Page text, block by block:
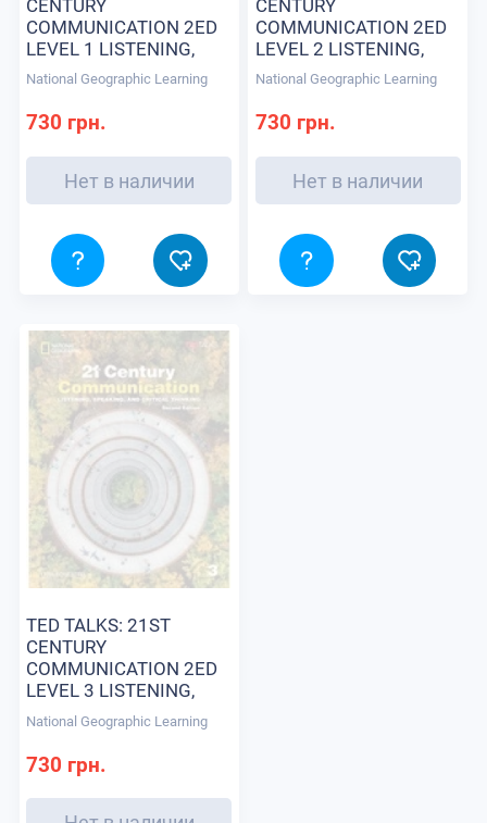
CENTURY
COMMUNICATION 2ED
LEVEL 1 LISTENING,
SPEAKING AND
CRITICAL THINKING TB
КНИГА ДЛЯ УЧИТЕЛЯ
National Geographic Learning
730 грн.
Нет в наличии
CENTURY
COMMUNICATION 2ED
LEVEL 2 LISTENING,
SPEAKING AND
CRITICAL THINKING TB
КНИГА ДЛЯ УЧИТЕЛЯ
National Geographic Learning
730 грн.
Нет в наличии
TED TALKS: 21ST
CENTURY
COMMUNICATION 2ED
LEVEL 3 LISTENING,
SPEAKING AND
CRITICAL THINKING TB
КНИГА ДЛЯ УЧИТЕЛЯ
National Geographic Learning
730 грн.